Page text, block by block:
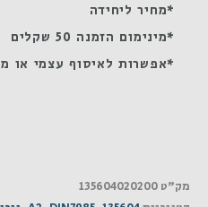
*מחיר ליחידה
*מינימום הזמנה 50 שקלים
*אפשרות לאיסוף עצמי או
מק"ט 135604020200